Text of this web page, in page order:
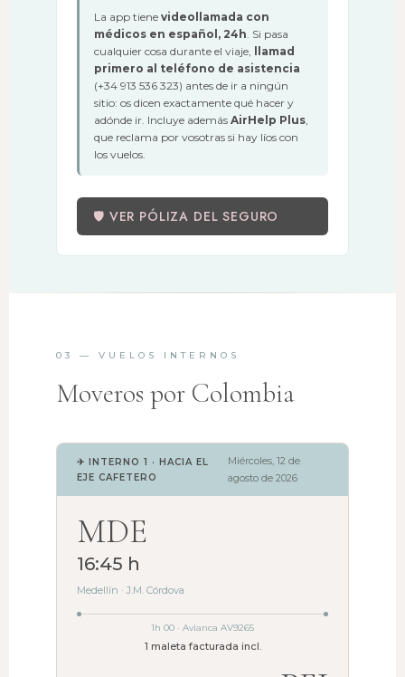
La app tiene videollamada con
médicos en español, 24h. Si pasa
cualquier cosa durante el viaje,
llamad
primero al teléfono de asistencia
(+34 913 536 323) antes de ir a ningún
sitio: os dicen exactamente qué hacer y
adónde ir. Incluye además AirHelp Plus,
que reclama por vosotras si hay líos con
los vuelos.
🛡 VER PÓLIZA DEL SEGURO
03 — VUELOS INTERNOS
Moveros por Colombia
✈ INTERNO 1 · HACIA EL
EJE CAFETERO
Miércoles, 12 de
agosto de 2026
MDE
16:45 h
Medellín · J.M. Córdova
1h 00 · Avianca AV9265
1 maleta facturada incl.